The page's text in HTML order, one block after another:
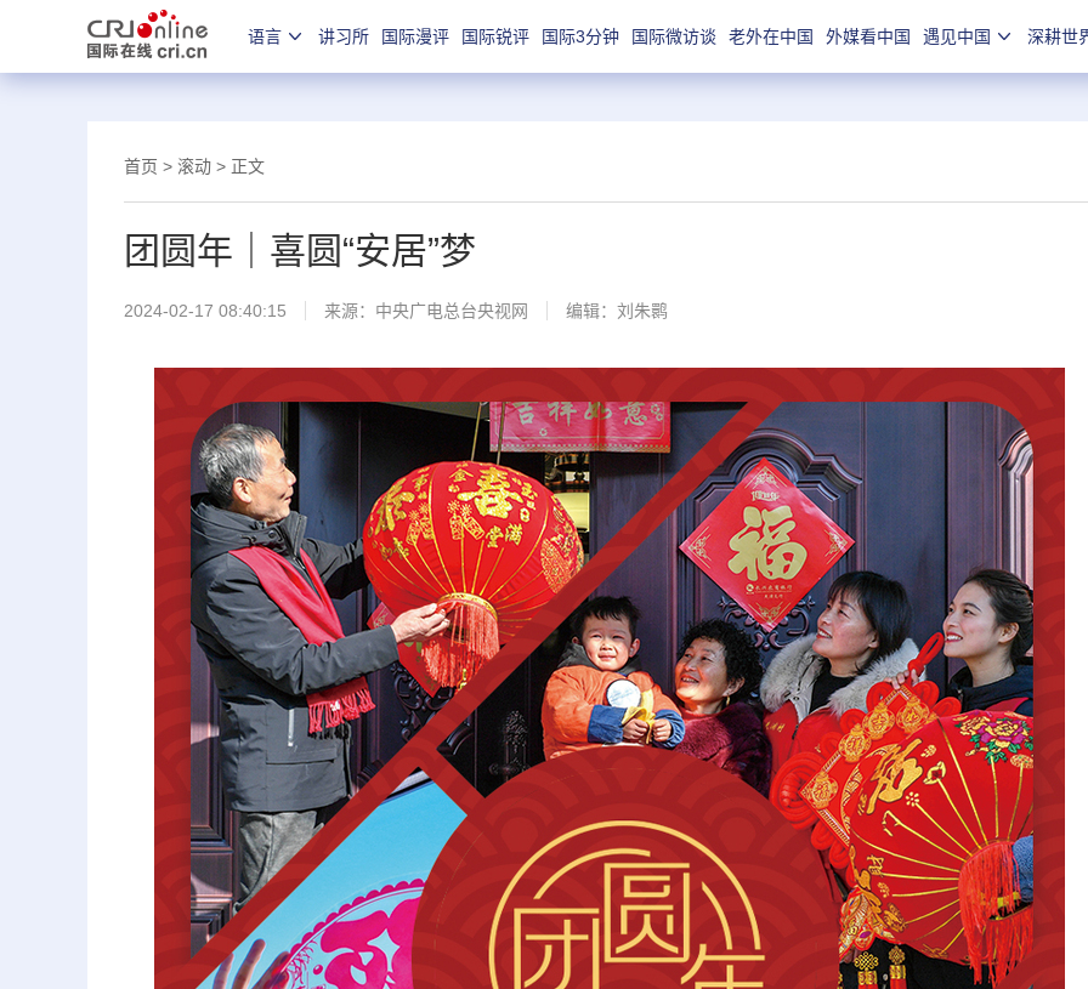
语言 讲习所 国际漫评 国际锐评 国际3分钟 国际微访谈 老外在中国 外媒看中国 遇见中国 深耕世
首页 > 滚动 > 正文
团圆年｜喜圆“安居”梦
2024-02-17 08:40:15 来源： 中央广电总台央视网 编辑：刘朱鹮